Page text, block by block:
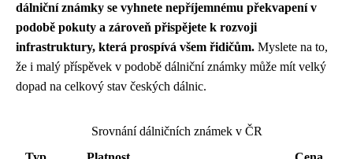
dálniční známky se vyhnete nepříjemnému překvapení v
podobě pokuty a zároveň přispějete k rozvoji
infrastruktury, která prospívá všem řidičům. Myslete na to,
že i malý příspěvek v podobě dálniční známky může mít velký
dopad na celkový stav českých dálnic.
Srovnání dálničních známek v ČR